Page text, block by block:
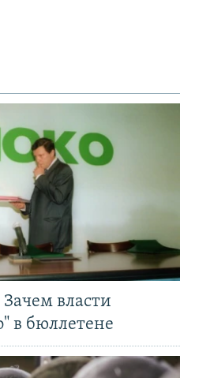
власти
в бюллетене